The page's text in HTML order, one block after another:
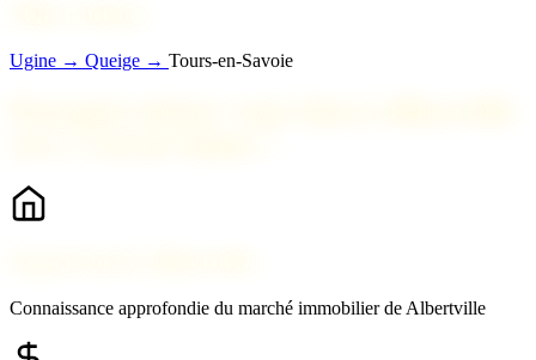
Ugine → Queige → Tours-en-Savoie
Connaissance approfondie du marché immobilier de Albertville